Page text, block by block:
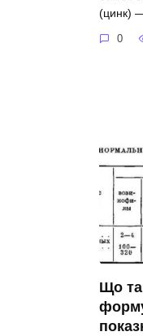
(цинк)
0
Що